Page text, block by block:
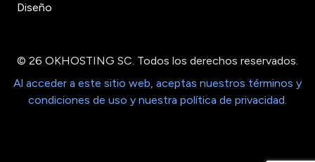
Diseño
© 26 OKHOSTING SC. Todos los derechos reservados.
Al acceder a este sitio web, aceptas nuestros términos y
condiciones de uso y nuestra política de privacidad.